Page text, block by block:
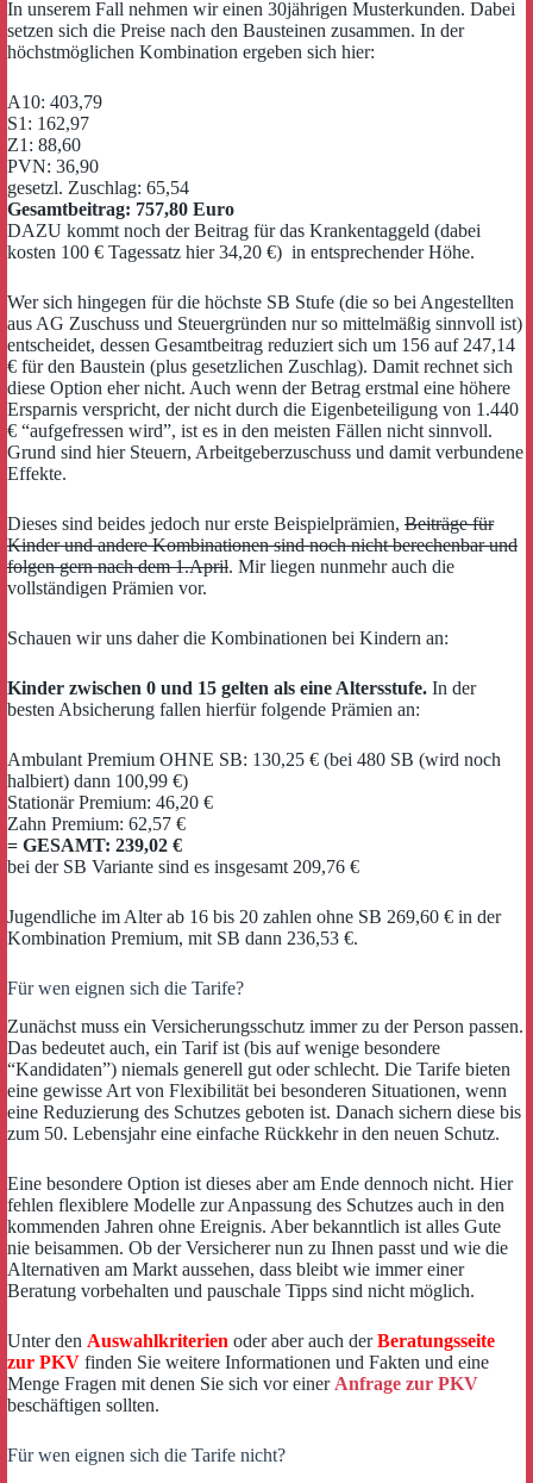
In unserem Fall nehmen wir einen 30jährigen Musterkunden. Dabei
setzen sich die Preise nach den Bausteinen zusammen. In der
höchstmöglichen Kombination ergeben sich hier:
A10: 403,79
S1: 162,97
Z1: 88,60
PVN: 36,90
gesetzl. Zuschlag: 65,54
Gesamtbeitrag: 757,80 Euro
DAZU kommt noch der Beitrag für das Krankentaggeld (dabei
kosten 100 € Tagessatz hier 34,20 €) in entsprechender Höhe.
Wer sich hingegen für die höchste SB Stufe (die so bei Angestellten
aus AG Zuschuss und Steuergründen nur so mittelmäßig sinnvoll ist)
entscheidet, dessen Gesamtbeitrag reduziert sich um 156 auf 247,14
€ für den Baustein (plus gesetzlichen Zuschlag). Damit rechnet sich
diese Option eher nicht. Auch wenn der Betrag erstmal eine höhere
Ersparnis verspricht, der nicht durch die Eigenbeteiligung von 1.440
€ “aufgefressen wird”, ist es in den meisten Fällen nicht sinnvoll.
Grund sind hier Steuern, Arbeitgeberzuschuss und damit verbundene
Effekte.
Dieses sind beides jedoch nur erste Beispielprämien, Beiträge für
Kinder und andere Kombinationen sind noch nicht berechenbar und
folgen gern nach dem 1.April. Mir liegen nunmehr auch die
vollständigen Prämien vor.
Schauen wir uns daher die Kombinationen bei Kindern an:
Kinder zwischen 0 und 15 gelten als eine Altersstufe. In der
besten Absicherung fallen hierfür folgende Prämien an:
Ambulant Premium OHNE SB: 130,25 € (bei 480 SB (wird noch
halbiert) dann 100,99 €)
Stationär Premium: 46,20 €
Zahn Premium: 62,57 €
= GESAMT: 239,02 €
bei der SB Variante sind es insgesamt 209,76 €
Jugendliche im Alter ab 16 bis 20 zahlen ohne SB 269,60 € in der
Kombination Premium, mit SB dann 236,53 €.
Für wen eignen sich die Tarife?
Zunächst muss ein Versicherungsschutz immer zu der Person passen.
Das bedeutet auch, ein Tarif ist (bis auf wenige besondere
“Kandidaten”) niemals generell gut oder schlecht. Die Tarife bieten
eine gewisse Art von Flexibilität bei besonderen Situationen, wenn
eine Reduzierung des Schutzes geboten ist. Danach sichern diese bis
zum 50. Lebensjahr eine einfache Rückkehr in den neuen Schutz.
Eine besondere Option ist dieses aber am Ende dennoch nicht. Hier
fehlen flexiblere Modelle zur Anpassung des Schutzes auch in den
kommenden Jahren ohne Ereignis. Aber bekanntlich ist alles Gute
nie beisammen. Ob der Versicherer nun zu Ihnen passt und wie die
Alternativen am Markt aussehen, dass bleibt wie immer einer
Beratung vorbehalten und pauschale Tipps sind nicht möglich.
Unter den Auswahlkriterien oder aber auch derBeratungsseite
zur PKV finden Sie weitere Informationen und Fakten und eine
Menge Fragen mit denen Sie sich vor einerAnfrage zur PKV
beschäftigen sollten.
Für wen eignen sich die Tarife nicht?